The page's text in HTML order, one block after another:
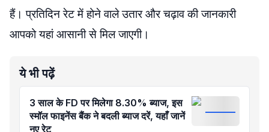
हैं। प्रतिदिन रेट में होने वाले उतार और चढ़ाव की जानकारी
आपको यहां आसानी से मिल जाएगी।
ये भी पढ़ें
3 साल के FD पर मिलेगा 8.30% ब्याज, इस
स्मॉल फाइनेंस बैंक ने बदली ब्याज दरें, यहाँ जानें
नए रेट